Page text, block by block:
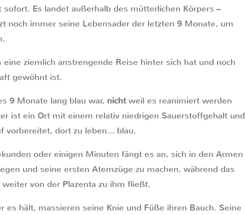
Es landet außerhalb des mütterlichen Körpers –
noch immer seine Lebensader der letzten 9 Monate, um
eine ziemlich anstrengende Reise hinter sich hat und noch
gewöhnt ist.
9 Monate lang blau war, nichtweil es reanimiert werden
ist ein Ort mit einem relativ niedrigen Sauerstoffgehalt und
vorbereitet, dort zu leben… blau.
oder einigen Minuten fängt es an, sich in den Armen
und seine ersten Atemzüge zu machen, während das
von der Plazenta zu ihm fließt.
es hält, massieren seine Knie und Füße ihren Bauch. Seine